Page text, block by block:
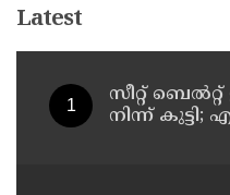
Latest
സീറ്റ്
നിന്ന് കുട്ടി;